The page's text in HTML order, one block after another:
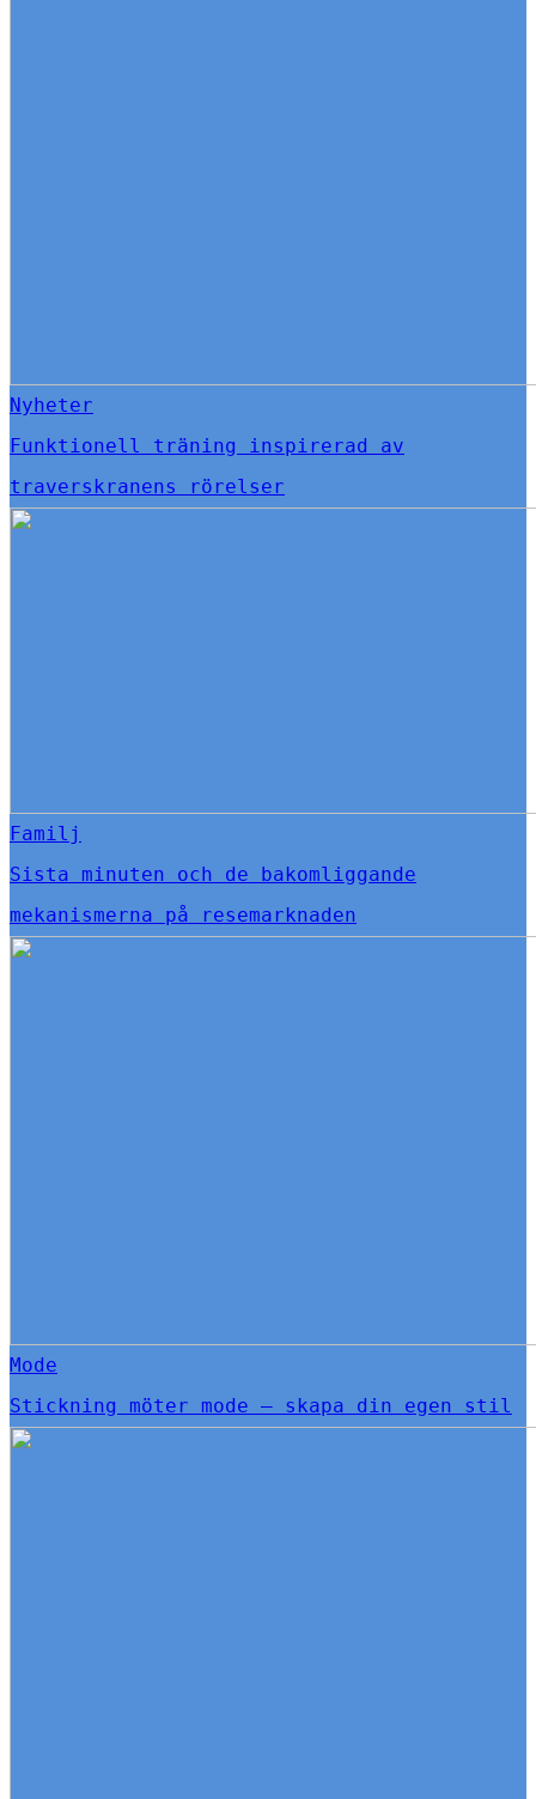
Nyheter
Funktionell träning inspirerad av
traverskranens rörelser
Familj
Sista minuten och de bakomliggande
mekanismerna på resemarknaden
Mode
Stickning möter mode – skapa din egen stil